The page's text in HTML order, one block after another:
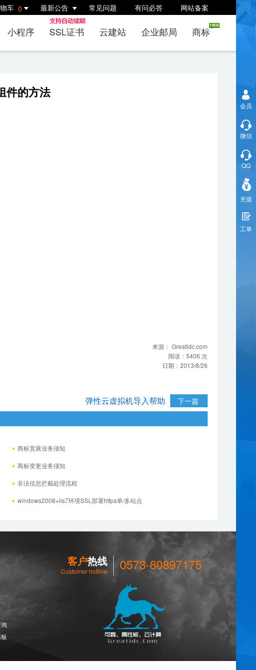
车 0 最新公告 常见问题 有问必答 网站备案
小程序 SSL证书 云建站 企业邮局 商标
件的方法
来源： Greatidc.com
阅读： 5406 次
日期： 2013/8/26
下一篇
弹性云虚拟机导入帮助
​商标宽展业务须知
商标变更业务须知
非法信息拦截处理流程
windows2008+iis7环境SSL部署https单/多站点
客户热线
Customer hotline 0573-80897175
会员
微信
QQ
充值
工单